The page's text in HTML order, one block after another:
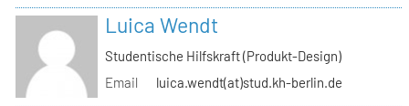
Luica Wendt
Studentische Hilfskraft (Produkt-Design)
Email
luica.wendt(at)stud.kh-berlin.de